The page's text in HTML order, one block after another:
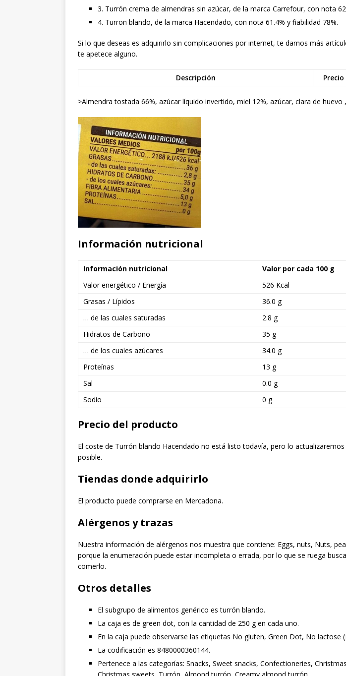
3. Turrón crema de almendras sin azúcar, de la marca Carrefour, con nota
4. Turron blando, de la marca Hacendado, con nota 61.4% y fiabilidad 78%.
Si lo que deseas es adquirirlo sin complicaciones por internet, te damos más
te apetece alguno.
Descripción Precio
>Almendra tostada 66%, azúcar líquido invertido, miel 12%, azúcar, clara de huevo ,
Información nutricional
Información nutricional
Valor por cada 100 g
Valor energético / Energía
526 Kcal
Grasas / Lípidos
36.0 g
… de las cuales saturadas
2.8 g
Hidratos de Carbono
35 g
… de los cuales azúcares
34.0 g
Proteínas
13 g
Sal
0.0 g
Sodio
0 g
Precio del producto
El coste de Turrón blando Hacendado no está listo todavía, pero lo
posible.
Tiendas donde adquirirlo
El producto puede comprarse en Mercadona.
Alérgenos y trazas
Nuestra información de alérgenos nos muestra que contiene: Eggs, nuts, Nuts,
porque la enumeración puede estar incompleta o errada, por lo que se ruega
comerlo.
Otros detalles
El subgrupo de alimentos genérico es turrón blando.
La caja es de green dot, con la cantidad de 250 g en cada uno.
En la caja puede observarse las etiquetas No gluten, Green Dot, No lactose
La codificación es 8480000360144.
Pertenece a las categorías: Snacks, Sweet snacks, Confectioneries,